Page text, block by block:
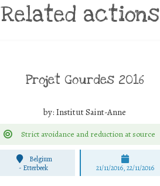
Related actions
Projet Gourdes 2016
by: Institut Saint-Anne
Strict avoidance and reduction at source
Belgium
- Etterbeek 21/11/2016, 22/11/2016